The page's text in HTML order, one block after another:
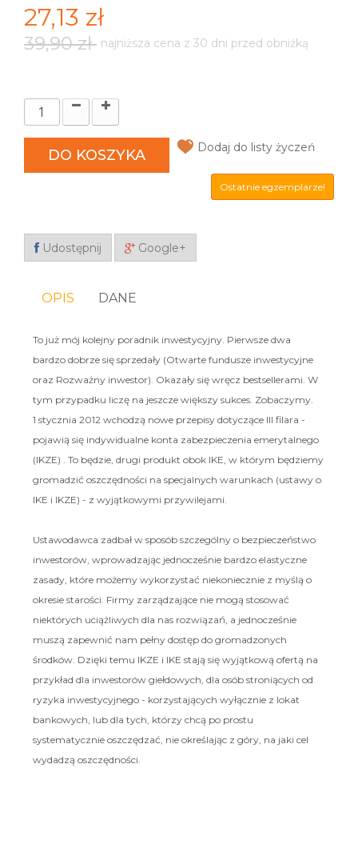
27,13 zł
39,90 zł najniższa cena z 30 dni przed obniżką
DO KOSZYKA Dodaj do listy życzeń
Ostatnie egzemplarze!
Udostępnij Google+
OPIS DANE
To już mój kolejny poradnik inwestycyjny. Pierwsze dwa
bardzo dobrze się sprzedały (Otwarte fundusze inwestycyjne
oraz Rozważny inwestor). Okazały się wręcz bestsellerami. W
tym przypadku liczę na jeszcze większy sukces. Zobaczymy.
1 stycznia 2012 wchodzą nowe przepisy dotyczące III filara -
pojawią się indywidualne konta zabezpieczenia emerytalnego
(IKZE) . To będzie, drugi produkt obok IKE, w którym będziemy
gromadzić oszczędności na specjalnych warunkach (ustawy o
IKE i IKZE) - z wyjątkowymi przywilejami.
Ustawodawca zadbał w sposób szczególny o bezpieczeństwo
inwestorów, wprowadzając jednocześnie bardzo elastyczne
zasady, które możemy wykorzystać niekoniecznie z myślą o
okresie starości. Firmy zarządzające nie mogą stosować
niektórych uciążliwych dla nas rozwiązań, a jednocześnie
muszą zapewnić nam pełny dostęp do gromadzonych
środków. Dzięki temu IKZE i IKE stają się wyjątkową ofertą na
przykład dla inwestorów giełdowych, dla osób stroniących od
ryzyka inwestycyjnego - korzystających wyłącznie z lokat
bankowych, lub dla tych, którzy chcą po prostu
systematycznie oszczędzać, nie określając z góry, na jaki cel
wydadzą oszczędności.